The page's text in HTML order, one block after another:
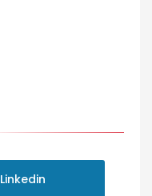
Linkedin